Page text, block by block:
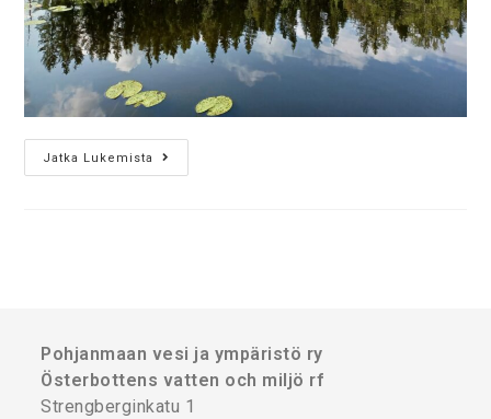
Jatka Lukemista
Pohjanmaan vesi ja ympäristö ry
Österbottens vatten och miljö rf
Strengberginkatu 1